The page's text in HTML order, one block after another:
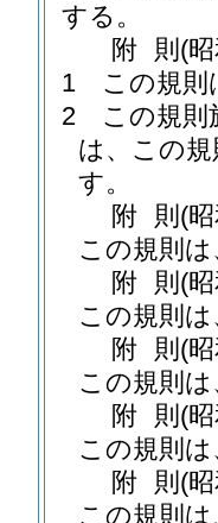
する。
附 則 (
1
この規則
2
この規則
は、この
す。
附 則 (
この規則
附 則 (
この規則
附 則 (
この規則
附 則 (
この規則
附 則 (
この規則